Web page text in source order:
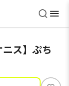
ス】ぷち